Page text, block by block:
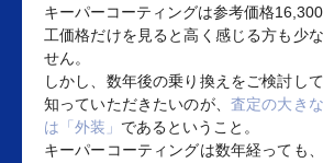
キーパーコーティングは参考価格
工価格だけを見ると高く感じる方も少
せん。
しかし、数年後の乗り換えをご検討し
知っていただきたいのが、 査定の大き
は「外装」 であるということ。
キーパーコーティングは数年経っても